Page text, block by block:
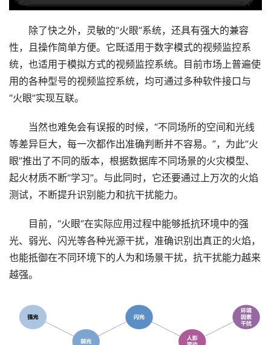
除了快之外，灵敏的“火眼”系统，还具有强大的兼容
性，且操作简单方便。它既适用于数字模式的视频监控系
统，也适用于模拟方式的视频监控系统。目前市场上普遍使
用的各种型号的视频监控系统，均可通过多种软件接口与
“火眼”实现互联。
当然也难免会有误报的时候，“不同场所的空间和光线
等差异巨大，每一次都作出准确判断并不容易。”，为此“火
眼”推出了不同的版本，根据数据库不同场景的火灾模型、
起火材质不断“学习”。与此同时，它还要通过上万次的火焰
测试，不断提升识别能力和抗干扰能力。
目前，“火眼”在实际应用过程中能够抵抗环境中的强
光、弱光、闪光等各种光源干扰，准确识别出真正的火焰，
也能抵御在不同环境下的人为和场景干扰，抗干扰能力越来
越强。